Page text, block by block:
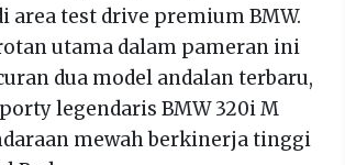
area test drive premium BMW.
utama dalam pameran ini
dua model andalan terbaru,
legendaris BMW 320i M
mewah berkinerja tinggi